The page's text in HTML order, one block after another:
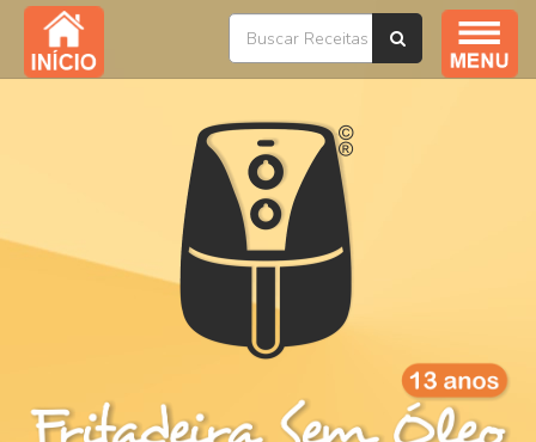
Índice / Todas as Receitas
Ofertas